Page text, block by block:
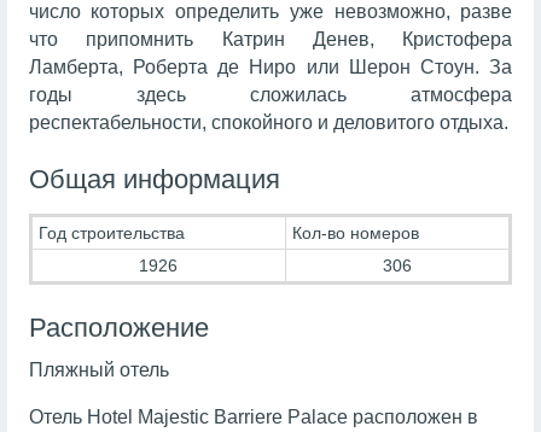
число которых определить уже невозможно, разве
что припомнить Катрин Денев, Кристофера
Ламберта, Роберта де Ниро или Шерон Стоун. За
годы здесь сложилась атмосфера
респектабельности, спокойного и деловитого отдыха.
Общая информация
Год строительства
Кол-во номеров
1926
306
Расположение
Пляжный отель
Отель Hotel Majestic Barriere Palace расположен в